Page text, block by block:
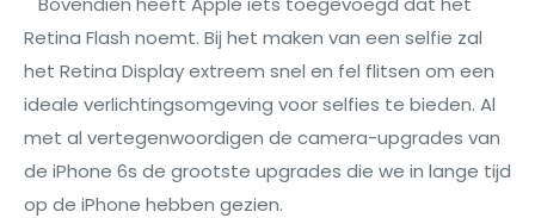
Retina Flash noemt. Bij het maken van een selfie zal
het Retina Display extreem snel en fel flitsen om een
ideale verlichtingsomgeving voor selfies te bieden. Al
met al vertegenwoordigen de camera-upgrades van
de iPhone 6s de grootste upgrades die we in lange tijd
op de iPhone hebben gezien.